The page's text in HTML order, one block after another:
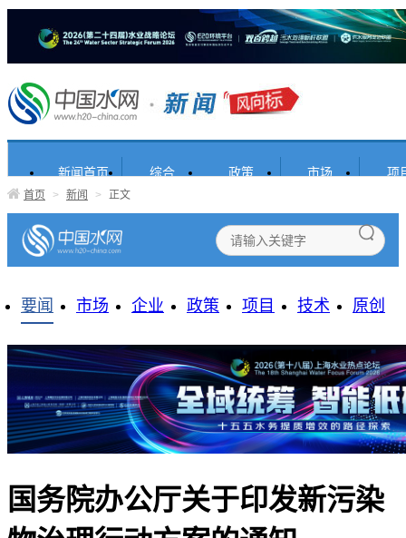
新闻首页 综合 政策 市场 项
首页 > 新闻 > 正文
要闻 市场 企业 政策 项目 技术 原创
国务院办公厅关于印发新污染